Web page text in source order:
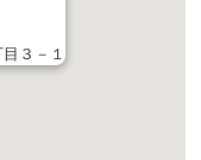
再度のお願い
３－１